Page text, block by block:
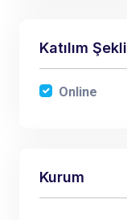
Katılım Şekli
Online
Kurum